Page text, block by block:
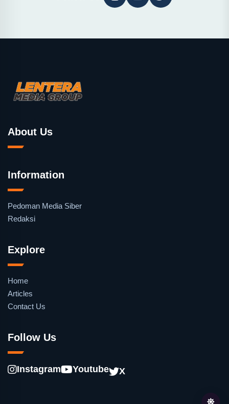
About Us
Information
Pedoman Media Siber
Redaksi
Explore
Home
Articles
Contact Us
Follow Us
Instagram Youtube X